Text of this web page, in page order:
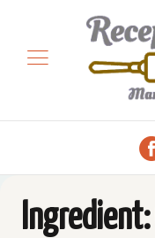
Ingredient: